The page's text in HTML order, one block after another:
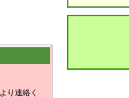
より連絡く